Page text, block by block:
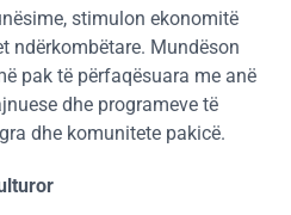
stimulon ekonomitë
ndërkombëtare. Mundëson
pak të përfaqësuara me anë
dhe programeve të
dhe komunitete pakicë​​.